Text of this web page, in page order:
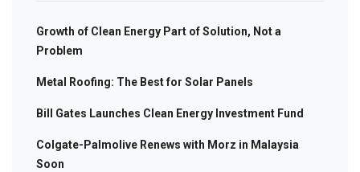
Growth of Clean Energy Part of Solution, Not a
Problem
Metal Roofing: The Best for Solar Panels
Bill Gates Launches Clean Energy Investment Fund
Colgate-Palmolive Renews with Morz in Malaysia
Soon